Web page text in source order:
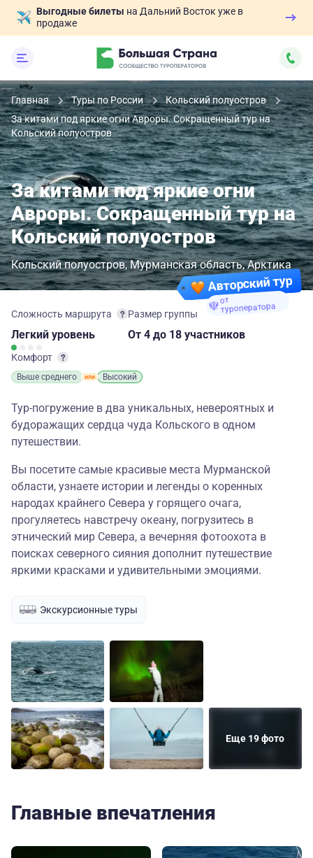
Выгодные билеты на Дальний Восток уже в
продаже
Главная Туры по России
Кольский полуостров
За китами под яркие огни Авроры. Сокращенный тур на
Кольский полуостров
Авторский тур
от
туроператора
За китами под яркие огни
Авроры. Сокращенный тур на
Кольский полуостров
Кольский полуостров Мурманская область Арктика
Сложность маршрута
Легкий уровень
Комфорт
Выше среднего Высокий
Размер группы
От 4 до 18 участников
Тур-погружение в два уникальных, невероятных и
будоражащих сердца чуда Кольского в одном
путешествии.
Вы посетите самые красивые места Мурманской
области, узнаете истории и легенды о коренных
народах крайнего Севера у горящего очага,
прогуляетесь навстречу океану, погрузитесь в
этнический мир Севера, а вечерняя фотоохота в
поисках северного сияния дополнит путешествие
яркими красками и удивительными эмоциями.
Экскурсионные туры
Еще 19 фото
Главные впечатления